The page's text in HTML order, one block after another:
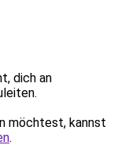
dich an
möchtest, kannst
.